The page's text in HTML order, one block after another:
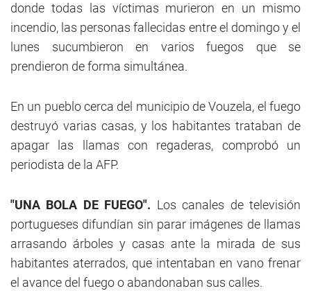
donde todas las víctimas murieron en un mismo
incendio, las personas fallecidas entre el domingo y el
lunes sucumbieron en varios fuegos que se
prendieron de forma simultánea.
En un pueblo cerca del municipio de Vouzela, el fuego
destruyó varias casas, y los habitantes trataban de
apagar las llamas con regaderas, comprobó un
periodista de la AFP.
"UNA BOLA DE FUEGO". Los canales de televisión
portugueses difundían sin parar imágenes de llamas
arrasando árboles y casas ante la mirada de sus
habitantes aterrados, que intentaban en vano frenar
el avance del fuego o abandonaban sus calles.